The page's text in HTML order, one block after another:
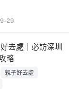
29
去處｜必訪深圳
略
親子好去處